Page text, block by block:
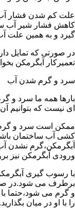
علت کم شدن فشار آب
کاهش فشار شیر آب
گیرد و به همین علت
در صورتی که تمایل
تعمیرکار آبگرمکن
سرد و گرم شدن آب
بارها همه ما سرد و
ای نیست که بتوانیم آن
ممکن است سرد و گرم
کشی آب ساختمان
آبگرمکن،گرم نشدن
ورودی آبگرمکن نیز
با رسوب گیری
برطرف می شود.در
و گرم می شود،حتما
را با او در میان بگذارید.